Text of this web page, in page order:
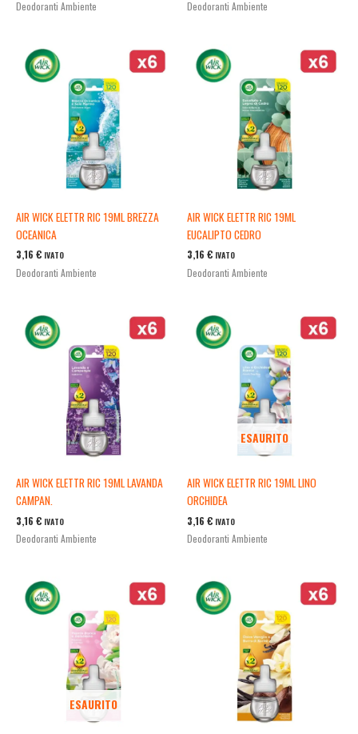
Deodoranti Ambiente Deodoranti Ambiente
AIR WICK ELETTR RIC 19ML BREZZA
OCEANICA
3,16 € IVATO
Deodoranti Ambiente
AIR WICK ELETTR RIC 19ML
EUCALIPTO CEDRO
3,16 € IVATO
Deodoranti Ambiente
AIR WICK ELETTR RIC 19ML LAVANDA
CAMPAN.
3,16 € IVATO
Deodoranti Ambiente
ESAURITO
AIR WICK ELETTR RIC 19ML LINO
ORCHIDEA
3,16 € IVATO
Deodoranti Ambiente
ESAURITO